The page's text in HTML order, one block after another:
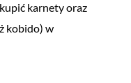
karnety oraz
kobido) w